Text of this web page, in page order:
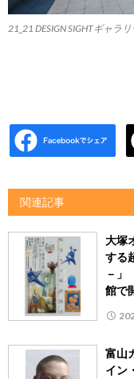
21_21 DESIGN SIGHTギャラ
関連記事
大塚
する
－」
館で
富山
イン